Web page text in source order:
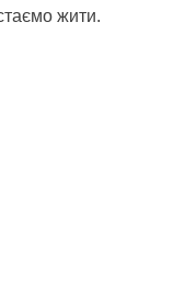
жити.